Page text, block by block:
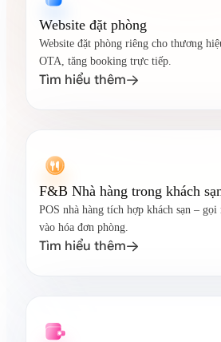
Website đặt phòng
Website đặt phòng riêng cho thương
OTA, tăng booking trực tiếp.
Tìm hiểu thêm
F&B Nhà hàng trong khách
POS nhà hàng tích hợp khách sạn –
vào hóa đơn phòng.
Tìm hiểu thêm